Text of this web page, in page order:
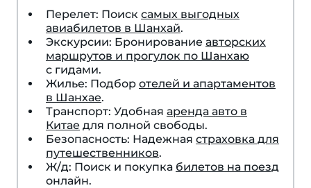
Перелет: Поиск самых выгодных
авиабилетов в Шанхай.
Экскурсии: Бронирование авторских
маршрутов и прогулок по Шанхаю
с гидами.
Жилье: Подбор отелей и апартаментов
в Шанхае.
Транспорт: Удобная аренда авто в
Китае для полной свободы.
Безопасность: Надежная страховка для
путешественников.
Ж/д: Поиск и покупка билетов на поезд
онлайн.